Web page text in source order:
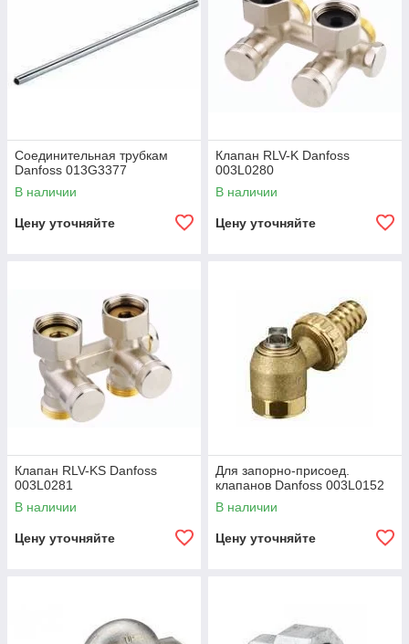
Соединительная трубкам
Danfoss 013G3377
В наличии
Цену уточняйте
Клапан RLV-K Danfoss
003L0280
В наличии
Цену уточняйте
Клапан RLV-KS Danfoss
003L0281
В наличии
Цену уточняйте
Для запорно-присоед.
клапанов Danfoss 003L0152
В наличии
Цену уточняйте